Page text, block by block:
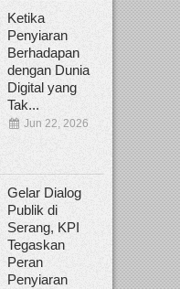
Ketika
Penyiaran
Berhadapan
dengan Dunia
Digital yang
Tak...
Jun 22, 2026
Gelar Dialog
Publik di
Serang, KPI
Tegaskan
Peran
Penyiaran